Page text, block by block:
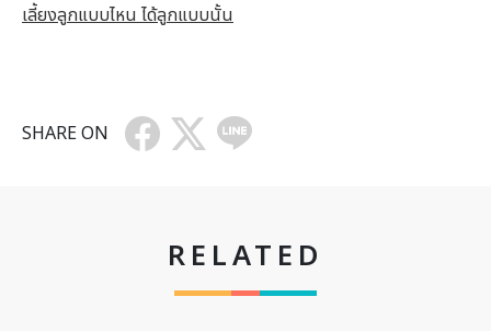
เลี้ยงลูกแบบไหน ได้ลูกแบบนั้น
SHARE ON
RELATED